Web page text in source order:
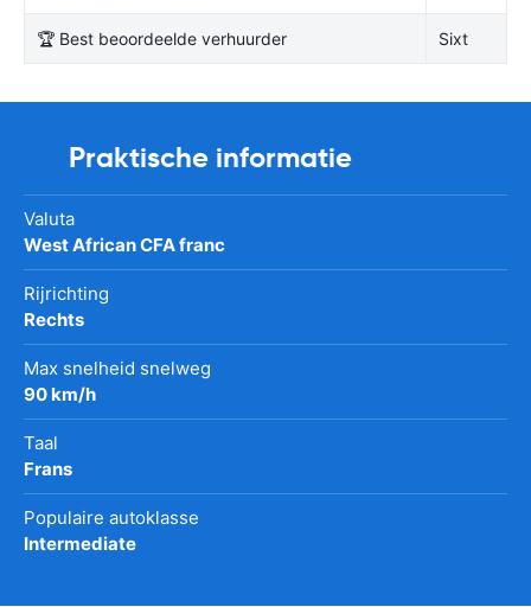
🏆 Best beoordeelde verhuurder Sixt
Praktische informatie
Valuta
West African CFA franc
Rijrichting
Rechts
Max snelheid snelweg
90 km/h
Taal
Frans
Populaire autoklasse
Intermediate